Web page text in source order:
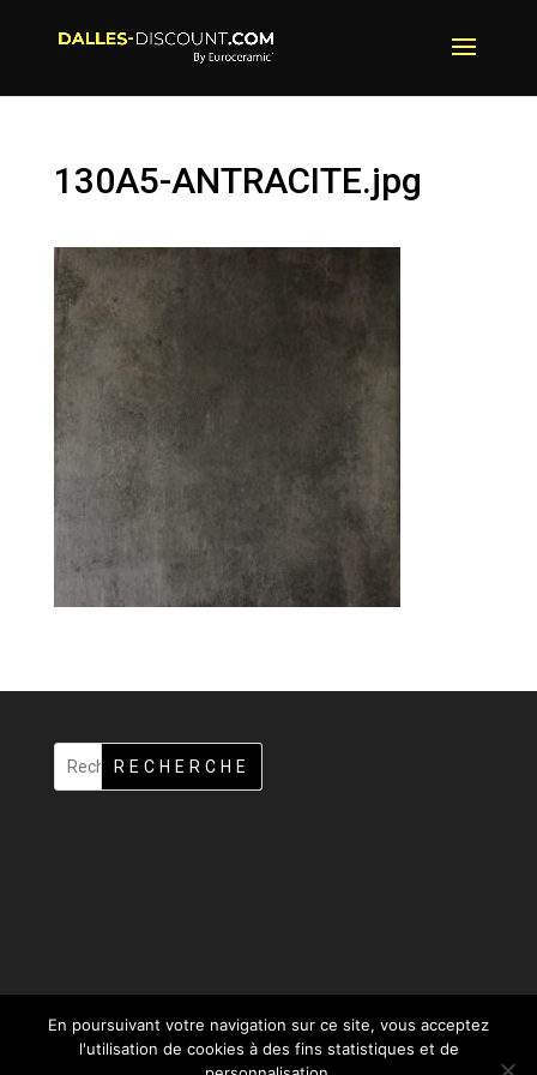
130A5-ANTRACITE.jpg
RECHERCHE
En poursuivant votre navigation sur ce site, vous acceptez
l'utilisation de cookies à des fins statistiques et de